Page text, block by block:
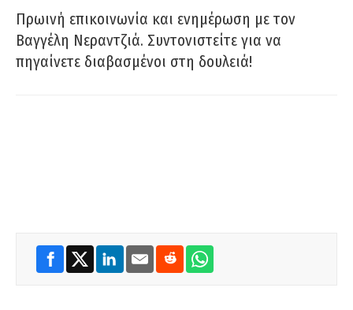
Πρωινή επικοινωνία και ενημέρωση με τον
Βαγγέλη Νεραντζιά. Συντονιστείτε για να
πηγαίνετε διαβασμένοι στη δουλειά!